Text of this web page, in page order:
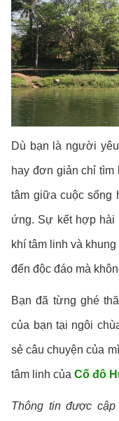
Dù bạn là người
hay đơn giản chỉ tìm
tâm giữa cuộc sống
ứng. Sự kết hợp hài
khí tâm linh và
đến độc đáo mà
Bạn đã từng ghé
của bạn tại ngôi
sẻ câu chuyện của
tâm linh củaCố đô
Thông tin được